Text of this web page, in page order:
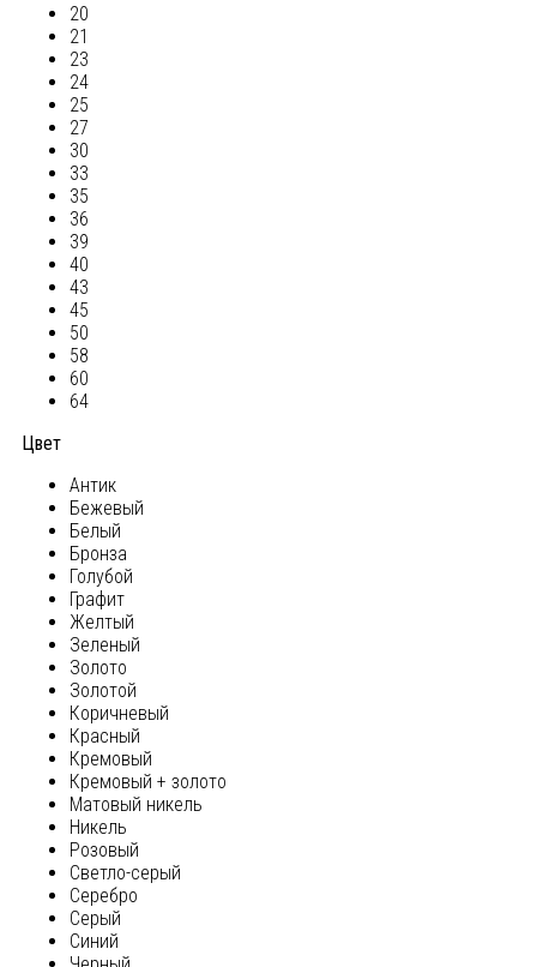
20
21
23
24
25
27
30
33
35
36
39
40
43
45
50
58
60
64
Цвет
Антик
Бежевый
Белый
Бронза
Голубой
Графит
Желтый
Зеленый
Золото
Золотой
Коричневый
Красный
Кремовый
Кремовый + золото
Матовый никель
Никель
Розовый
Светло-серый
Серебро
Серый
Синий